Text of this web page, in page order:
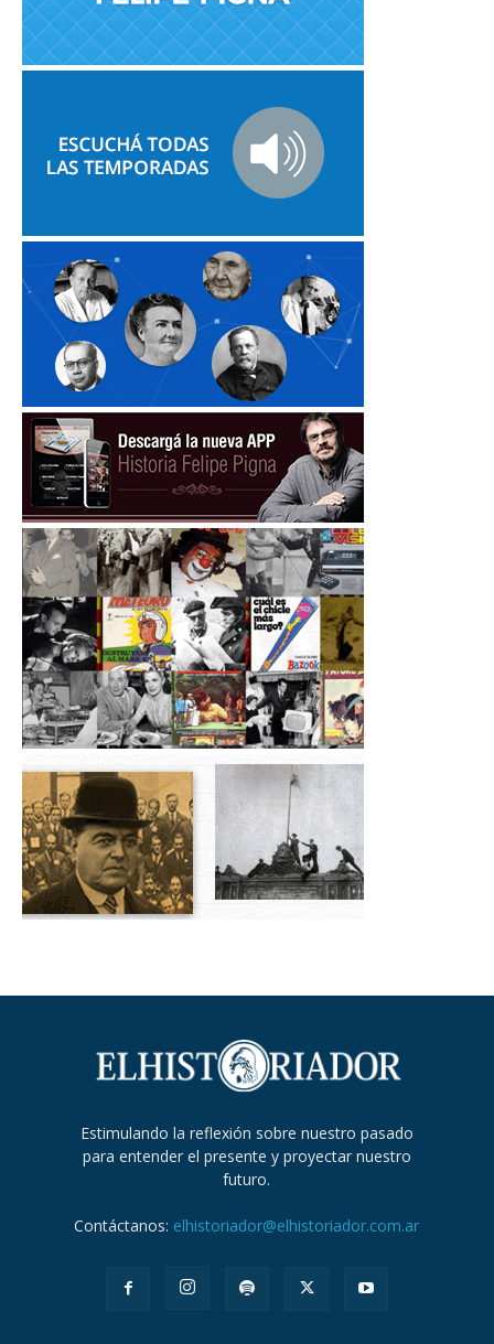
Estimulando la reflexión sobre nuestro pasado
para entender el presente y proyectar nuestro
futuro.
Contáctanos: elhistoriador@elhistoriador.com.ar